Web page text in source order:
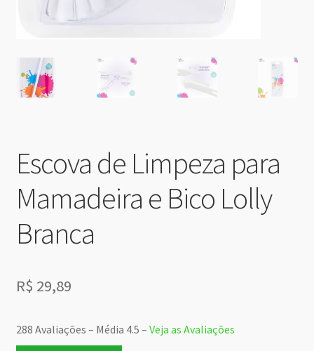
Escova de Limpeza para
Mamadeira e Bico Lolly
Branca
R$ 29,89
288 Avaliações – Média 4.5 – Veja as Avaliações